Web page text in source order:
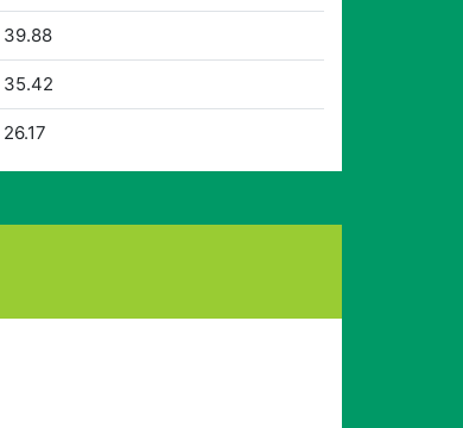
39.88
35.42
26.17